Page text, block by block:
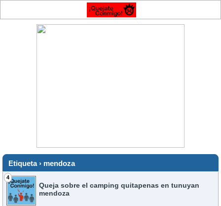
Etiqueta › mendoza
4
Queja sobre el camping quitapenas en tunuyan
mendoza